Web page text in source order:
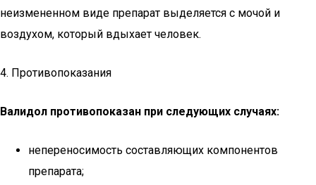
неизмененном виде препарат выделяется с мочой и
воздухом, который вдыхает человек.
4. Противопоказания
Валидол противопоказан при следующих случаях:
непереносимость составляющих компонентов
препарата;